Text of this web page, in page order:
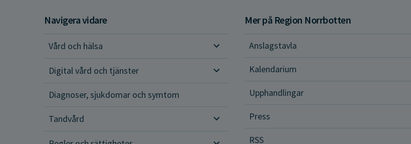
Navigera vidare
Vård och hälsa
Vård och hälsa
Digital vård och tjänster
Diagnoser, sjukdomar och symtom
Tandvård
Mer på Region Norrbotten
Anslagstavla
Kalendarium
Upphandlingar
Press
RSS